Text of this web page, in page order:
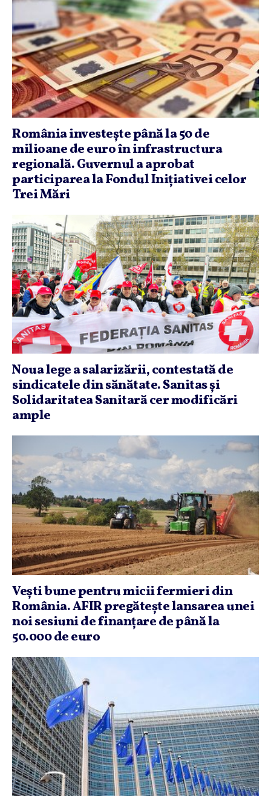
România investeşte până la 50 de
milioane de euro în infrastructura
regională. Guvernul a aprobat
participarea la Fondul Iniţiativei celor
Trei Mări
Noua lege a salarizării, contestată de
sindicatele din sănătate. Sanitas şi
Solidaritatea Sanitară cer modificări
ample
Veşti bune pentru micii fermieri din
România. AFIR pregăteşte lansarea unei
noi sesiuni de finanţare de până la
50.000 de euro